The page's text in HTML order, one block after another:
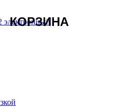
электронный
КОРЗИНА